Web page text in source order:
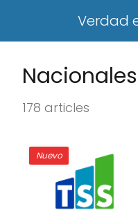
Verdad
Nacionales
178 articles
Nuevo